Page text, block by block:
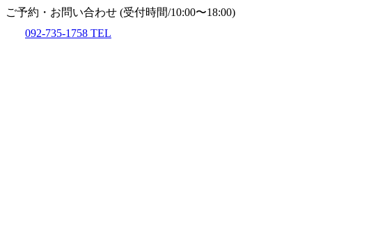
ご予約・お問い合わせ (受付時間/10:00〜18:00)
092-735-1758 TEL